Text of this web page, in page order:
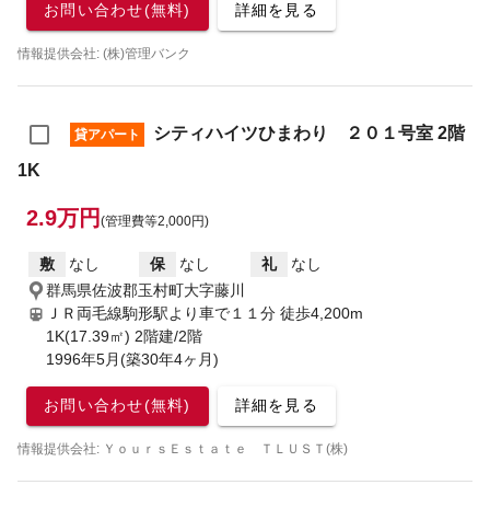
お問い合わせ(無料) 詳細を見る
情報提供会社: (株)管理バンク
貸アパート
シティハイツひまわり ２０１号室 2階
1K
2.9万円 (管理費等2,000円)
敷 なし 保 なし 礼
なし
群馬県佐波郡玉村町大字藤川
ＪＲ両毛線駒形駅より車で１１分 徒歩4,200m
1K(17.39㎡) 2階建/2階
1996年5月(築30年4ヶ月)
お問い合わせ(無料) 詳細を見る
情報提供会社: ＹｏｕｒｓＥｓｔａｔｅ ＴＬＵＳＴ(株)